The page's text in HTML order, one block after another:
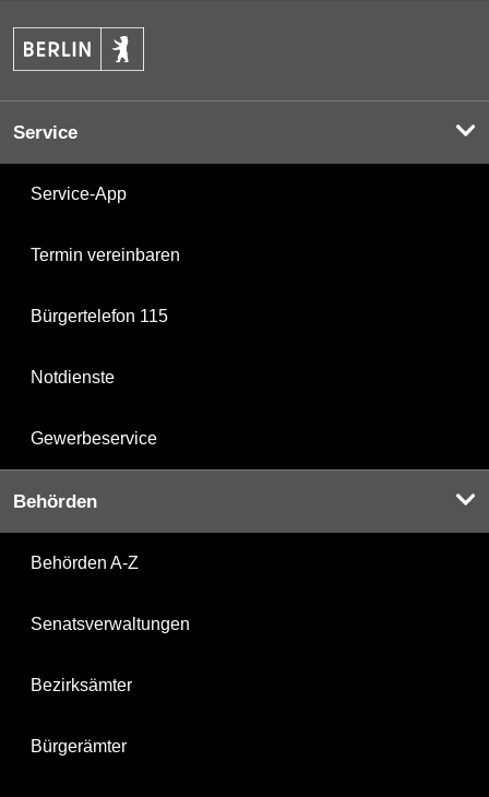
Service
Service-App
Termin vereinbaren
Bürgertelefon 115
Notdienste
Gewerbeservice
Behörden
Behörden A-Z
Senatsverwaltungen
Bezirksämter
Bürgerämter